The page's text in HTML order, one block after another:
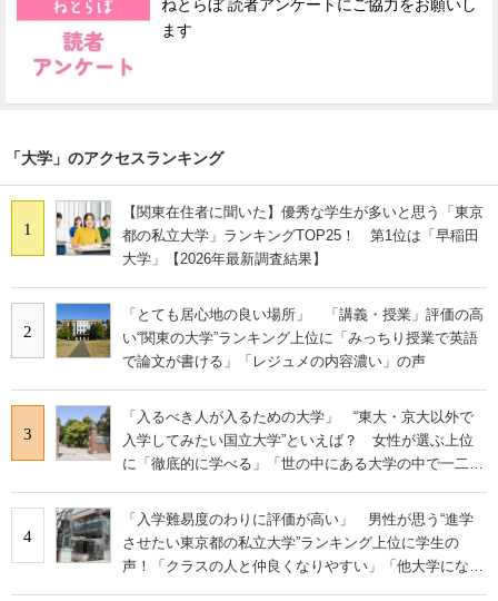
ねとらぼ 読者アンケートにご協力をお願いし
ます
「大学」のアクセスランキング
1
【関東在住者に聞いた】優秀な学生が多いと思う「東京
都の私立大学」ランキングTOP25！ 第1位は「早稲田
大学」【2026年最新調査結果】
2
「とても居心地の良い場所」 「講義・授業」評価の高
い“関東の大学”ランキング上位に「みっちり授業で英語
で論文が書ける」「レジュメの内容濃い」の声
3
「入るべき人が入るための大学」 “東大・京大以外で
入学してみたい国立大学”といえば？ 女性が選ぶ上位
に「徹底的に学べる」「世の中にある大学の中で一二を
4
「入学難易度のわりに評価が高い」 男性が思う“進学
させたい東京都の私立大学”ランキング上位に学生の
声！「クラスの人と仲良くなりやすい」「他大学にない